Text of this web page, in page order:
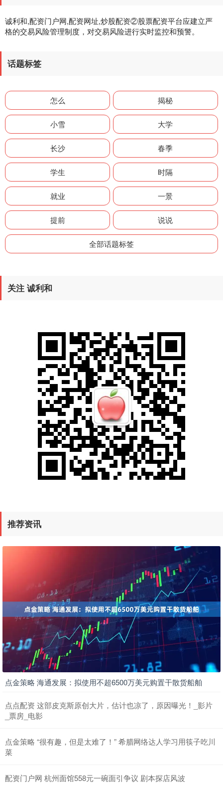
诚利和,配资门户网,配资网址,炒股配资②股票配资平台应建立严
格的交易风险管理制度，对交易风险进行实时监控和预警。
话题标签
怎么 揭秘
小雪 大学
长沙 春季
学生 时隔
就业 一景
提前 说说
全部话题标签
关注 诚利和
推荐资讯
点金策略 海通发展：拟使用不超6500万美元购置干散货船舶
点点配资 这部皮克斯原创大片，估计也凉了，原因曝光！_影片
_票房_电影
点金策略 “很有趣，但是太难了！” 希腊网络达人学习用筷子吃川
菜
配资门户网 杭州面馆558元一碗面引争议 剧本探店风波